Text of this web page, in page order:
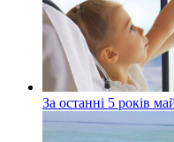
За останні 5 років